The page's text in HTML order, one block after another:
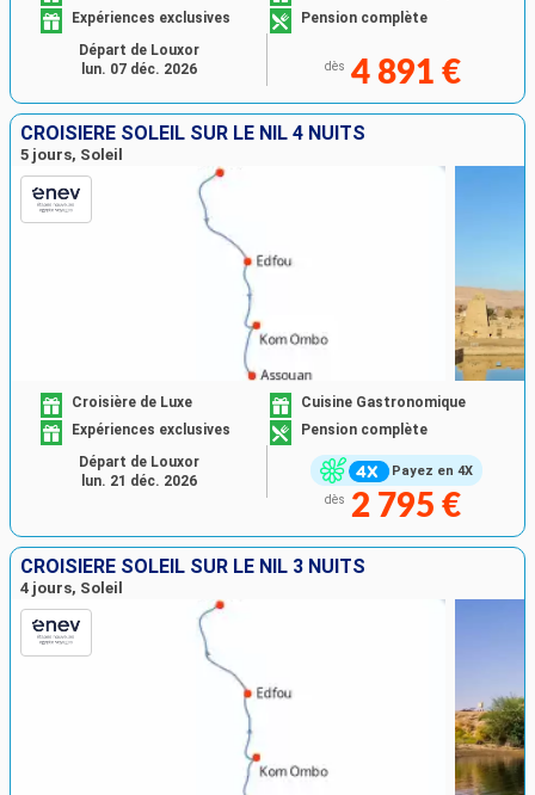
Expériences exclusives
Pension complète
dès 4 891 €
Départ de Louxor
lun. 07 déc. 2026
CROISIÈRE SOLEIL SUR LE NIL 4 NUITS
5 jours, Soleil
Payez en 4X
Croisière de Luxe
Cuisine Gastronomique
Expériences exclusives
Pension complète
dès 2 795 €
Départ de Louxor
lun. 21 déc. 2026
CROISIÈRE SOLEIL SUR LE NIL 3 NUITS
4 jours, Soleil